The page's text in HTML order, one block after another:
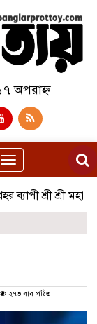
অপরাহ্ন
Toggle
navigation
শ্রী শ্রী
২৭৩ বার পঠিত